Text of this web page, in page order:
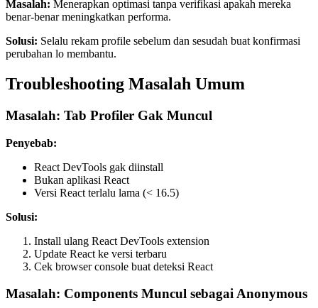
Masalah: Menerapkan optimasi tanpa verifikasi apakah mereka
benar-benar meningkatkan performa.
Solusi: Selalu rekam profile sebelum dan sesudah buat konfirmasi
perubahan lo membantu.
Troubleshooting Masalah Umum
Masalah: Tab Profiler Gak Muncul
Penyebab:
React DevTools gak diinstall
Bukan aplikasi React
Versi React terlalu lama (< 16.5)
Solusi:
Install ulang React DevTools extension
Update React ke versi terbaru
Cek browser console buat deteksi React
Masalah: Components Muncul sebagai Anonymous